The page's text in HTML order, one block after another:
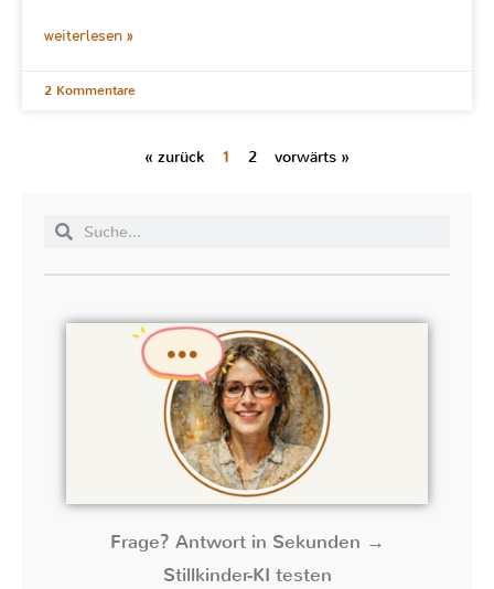
weiterlesen »
2 Kommentare
« zurück 1 2 vorwärts »
Frage? Antwort in Sekunden →
Stillkinder-KI testen